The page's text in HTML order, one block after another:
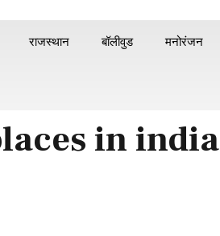
राजस्थान बॉलीवुड मनोरंजन
in india